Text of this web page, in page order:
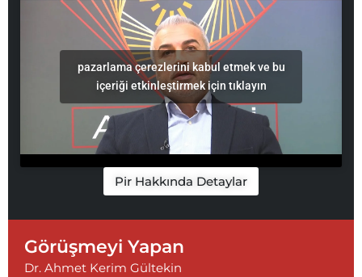
pazarlama çerezlerini kabul etmek ve bu
içeriği etkinleştirmek için tıklayın
Pir Hakkında Detaylar
Görüşmeyi Yapan
Dr. Ahmet Kerim Gültekin